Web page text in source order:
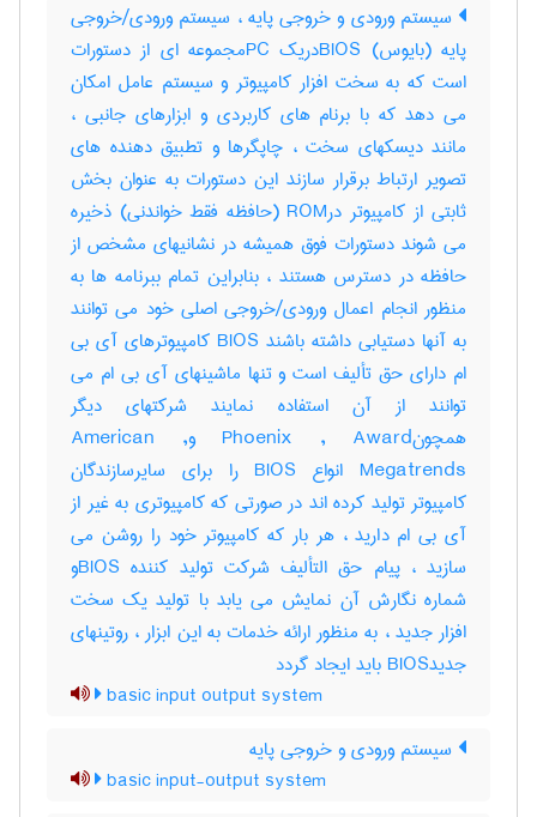
سیستم ورودی و خروجی پایه ، سیستم ورودی/خروجی
پایه (بایوس) BIOSدریک PCمجموعه ای از دستورات
است که به سخت افزار کامپیوتر و سیستم عامل امکان
می دهد که با برنام های کاربردی و ابزارهای جانبی ،
مانند دیسکهای سخت ، چاپگرها و تطبیق دهنده های
تصویر ارتباط برقرار سازند این دستورات به عنوان بخش
ثابتی از کامپیوتر درROM (حافظه فقط خواندنی) ذخیره
می شوند دستورات فوق همیشه در نشانیهای مشخص از
حافظه در دسترس هستند ، بنابراین تمام ببرنامه ها به
منظور انجام اعمال ورودی/خروجی اصلی خود می توانند
به آنها دستیابی داشته باشند BIOS کامپیوترهای آی بی
ام دارای حق تألیف است و تنها ماشینهای آی بی ام می
توانند از آن استفاده نمایند شرکتهای دیگر
همچونPhoenix , Award وAmerican ,
Megatrends انواع BIOS را برای سایرسازندگان
کامپیوتر تولید کرده اند در صورتی که کامپیوتری به غیر از
آی بی ام دارید ، هر بار که کامپیوتر خود را روشن می
سازید ، پیام حق التألیف شرکت تولید کننده BIOSو
شماره نگارش آن نمایش می یابد با تولید یک سخت
افزار جدید ، به منظور ارائه خدمات به این ابزار ، روتینهای
جدیدBIOS باید ایجاد گردد
basic input output system
سیستم ورودی و خروجی پایه
basic input-output system